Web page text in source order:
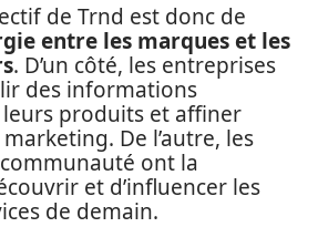
de Trnd est donc de
entre les marques et les
. D’un côté, les entreprises
des informations
leurs produits et affiner
De l’autre, les
ont la
et d’influencer les
de demain.